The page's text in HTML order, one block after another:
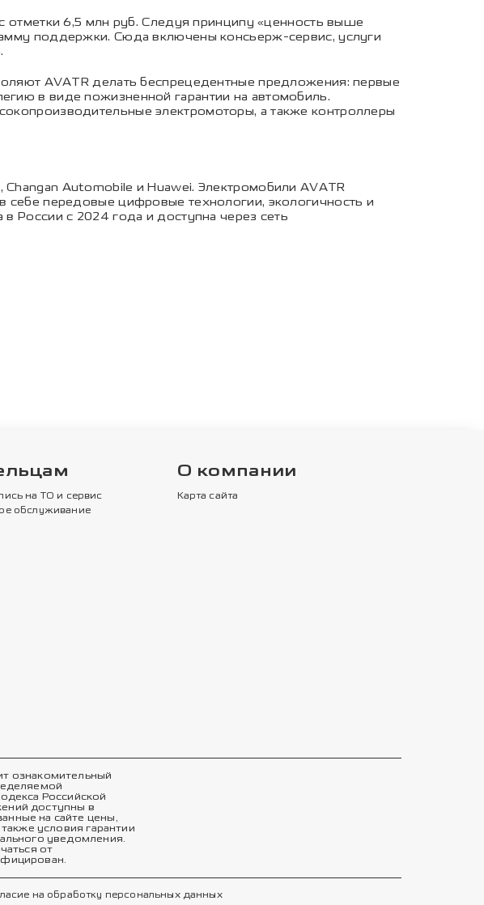
отметки 6,5 млн руб. Следуя принципу «ценность выше
поддержки. Сюда включены консьерж-сервис, услуги
AVATR делать беспрецедентные предложения: первые
в виде пожизненной гарантии на автомобиль.
электромоторы, а также контроллеры
Automobile и Huawei. Электромобили AVATR
себе передовые цифровые технологии, экологичность и
России с 2024 года и доступна через сеть
на ТО и сервис
обслуживание
О компании
Карта сайта
ознакомительный
Российской
доступны в
на сайте цены,
условия гарантии
уведомления.
от
на обработку персональных данных